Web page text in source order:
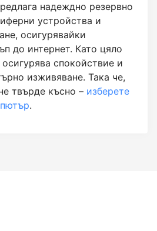
надеждно резервно
устройства и
осигурявайки
до интернет. Като цяло
спокойствие и
изживяване. Така че,
твърде късно – изберете
.